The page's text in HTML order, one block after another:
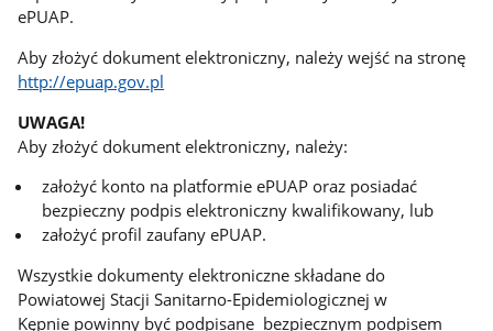
ePUAP.
Aby złożyć dokument elektroniczny, należy wejść na stronę
http://epuap.gov.pl
UWAGA!
Aby złożyć dokument elektroniczny, należy:
założyć konto na platformie ePUAP oraz posiadać
bezpieczny podpis elektroniczny kwalifikowany, lub
założyć profil zaufany ePUAP.
Wszystkie dokumenty elektroniczne składane do
Powiatowej Stacji Sanitarno-Epidemiologicznej w
Kępnie powinny być podpisane bezpiecznym podpisem